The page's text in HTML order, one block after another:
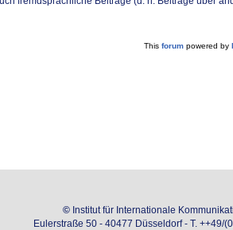
This forumpowered by
© Institut für Internationale
Eulerstraße 50 - 40477 Düsseldorf - T. ++49/